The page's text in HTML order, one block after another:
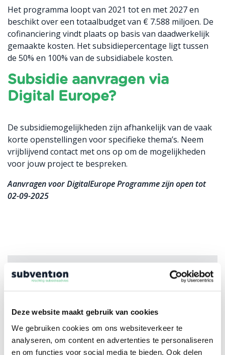
Deze website maakt gebruik van cookies
We gebruiken cookies om ons websiteverkeer te
analyseren, om content en advertenties te personaliseren
en om functies voor social media te bieden. Ook delen
Het programma loopt van 2021 tot en met 2027 en
beschikt over een totaalbudget van € 7.588 miljoen. De
cofinanciering vindt plaats op basis van daadwerkelijk
gemaakte kosten. Het subsidiepercentage ligt tussen
de 50% en 100% van de subsidiabele kosten.
Subsidie aanvragen via
Digital Europe?
De subsidiemogelijkheden zijn afhankelijk van de vaak
korte openstellingen voor specifieke thema’s. Neem
vrijblijvend contact met ons op om de mogelijkheden
voor jouw project te bespreken.
Aanvragen voor DigitalEurope Programme zijn open tot
02-09-2025
Vraag naar jouw
Bel 053 – 434 85 12
of maak gebruik